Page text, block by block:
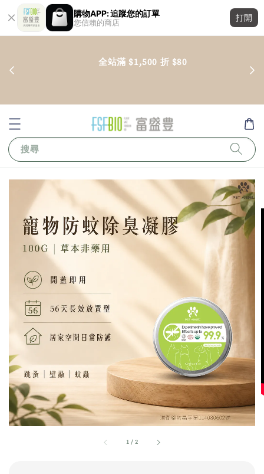
購物APP: 追蹤您的訂單
您信賴的商店
打開
        全站滿 $1,500 折 $80
搜尋
1 / 2